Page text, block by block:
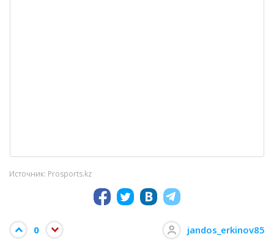
Источник: Prosports.kz
0 jandos_erkinov85